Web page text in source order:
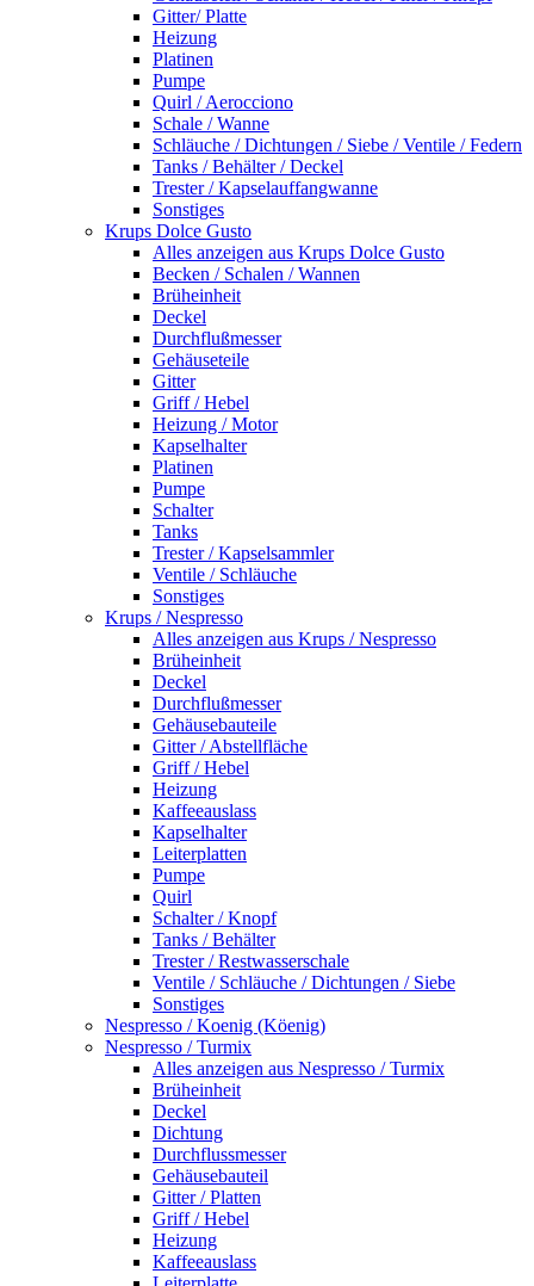
Gitter/ Platte
Heizung
Platinen
Pumpe
Quirl / Aerocciono
Schale / Wanne
Schläuche / Dichtungen / Siebe / Ventile / Federn
Tanks / Behälter / Deckel
Trester / Kapselauffangwanne
Sonstiges
Krups Dolce Gusto
Alles anzeigen aus Krups Dolce Gusto
Becken / Schalen / Wannen
Brüheinheit
Deckel
Durchflußmesser
Gehäuseteile
Gitter
Griff / Hebel
Heizung / Motor
Kapselhalter
Platinen
Pumpe
Schalter
Tanks
Trester / Kapselsammler
Ventile / Schläuche
Sonstiges
Krups / Nespresso
Alles anzeigen aus Krups / Nespresso
Brüheinheit
Deckel
Durchflußmesser
Gehäusebauteile
Gitter / Abstellfläche
Griff / Hebel
Heizung
Kaffeeauslass
Kapselhalter
Leiterplatten
Pumpe
Quirl
Schalter / Knopf
Tanks / Behälter
Trester / Restwasserschale
Ventile / Schläuche / Dichtungen / Siebe
Sonstiges
Nespresso / Koenig (Köenig)
Nespresso / Turmix
Alles anzeigen aus Nespresso / Turmix
Brüheinheit
Deckel
Dichtung
Durchflussmesser
Gehäusebauteil
Gitter / Platten
Griff / Hebel
Heizung
Kaffeeauslass